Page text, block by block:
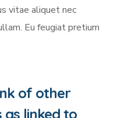
vitae aliquet nec
Eu feugiat pretium
of other
as linked to